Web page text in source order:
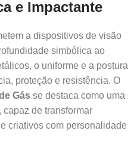
e Impactante
a dispositivos de visão
simbólica ao
o uniforme e a postura
proteção e resistência. O
Gás se destaca como uma
de transformar
criativos com personalidade